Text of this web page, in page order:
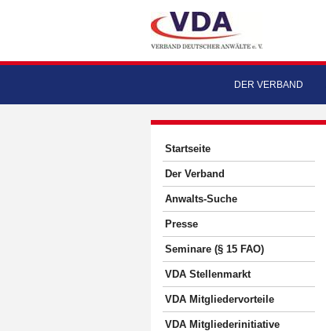
DER VERBAND
Startseite
Der Verband
Anwalts-Suche
Presse
Seminare (§ 15 FAO)
VDA Stellenmarkt
VDA Mitgliedervorteile
VDA Mitgliederinitiative